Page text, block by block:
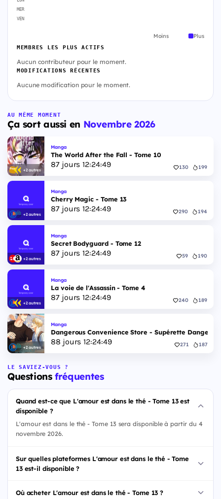
MER
VEN
Moins Plus
MEMBRES LES PLUS ACTIFS
Aucun contributeur pour le moment.
MODIFICATIONS RÉCENTES
Aucune modification pour le moment.
AU MÊME MOMENT
Ça sort aussi en Novembre 2026
+2 autres
Manga
The World After the Fall - Tome 10
87jours 12:24:48 130 199
+2 autres
Manga
Cherry Magic - Tome 13
87jours 12:24:48 290 194
+2 autres
Manga
Secret Bodyguard - Tome 12
87jours 12:24:48 59 190
+2 autres
Manga
La voie de l'Assassin - Tome 4
87jours 12:24:48 240 189
+2 autres
Manga
Dangerous Convenience Store - Supérette
88 jours 12:24:48 271 187
LE SAVIEZ-VOUS ?
Questionsfréquentes
Quand est-ce que L'amour est dans le thé - Tome 13 est
disponible ?
L'amour est dans le thé - Tome 13 sera disponible à partir du 4
novembre 2026.
Sur quelles plateformes L'amour est dans le thé - Tome
13 est-il disponible ?
Où acheter L'amour est dans le thé - Tome 13 ?